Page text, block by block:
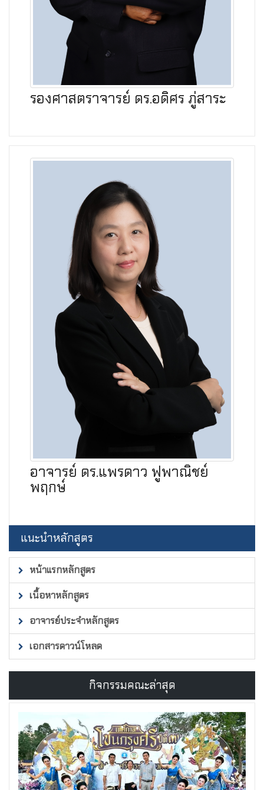
รองศาสตราจารย์ ดร.อดิศร ภู่สาระ
อาจารย์ ดร.แพรดาว ฟูพาณิชย์
พฤกษ์
แนะนำหลักสูตร
หน้าแรกหลักสูตร
เนื้อหาหลักสูตร
อาจารย์ประจำหลักสูตร
เอกสารดาวน์โหลด
กิจกรรมคณะล่าสุด